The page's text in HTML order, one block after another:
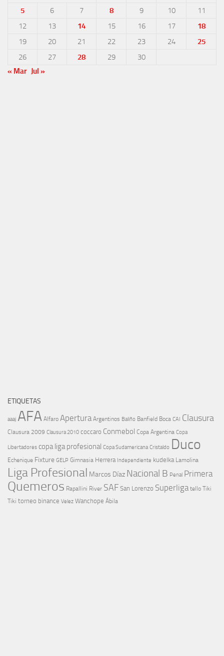
5
6 7 8 9 10
11
12
13 14 15 16 17
18
19
20 21 22 23 24
25
26
27 28 29
30
« Mar Jul »
ETIQUETAS
aaaj AFA Alfaro Apertura Argentinos Baliño Banfield Boca CAI Clausura
Clausura 2009 Clausura 2010 coccaro Conmebol Copa Argentina Copa
Libertadores copa liga profesional Copa Sudamericana Cristaldo Duco
Echenique Fixture GELP Gimnasia Herrera Independiente kudelka Lamolina
Liga Profesional Marcos Díaz Nacional B Penal Primera
Quemeros Rapallini River SAF San Lorenzo Superliga tello Tiki
Tiki torneo binance Velez Wanchope Ábila